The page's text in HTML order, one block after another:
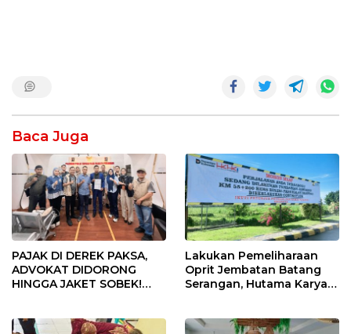
Baca Juga
PAJAK DI DEREK PAKSA,
ADVOKAT DIDORONG
HINGGA JAKET SOBEK!
Pekanbaru!
Lakukan Pemeliharaan
Oprit Jembatan Batang
Serangan, Hutama Karya